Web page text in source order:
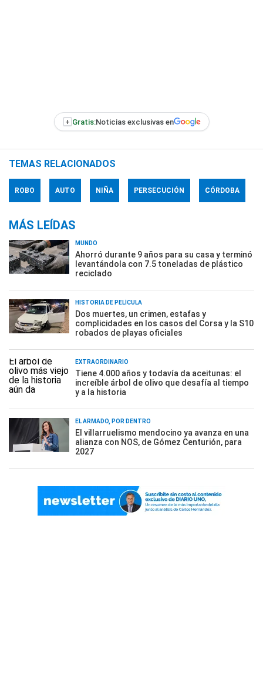
+ Gratis:Noticias exclusivas en
TEMAS RELACIONADOS
ROBO AUTO NIÑA PERSECUCIÓN CÓRDOBA
MÁS LEÍDAS
MUNDO
Ahorró durante 9 años para su casa y terminó
levantándola con 7.5 toneladas de plástico
reciclado
HISTORIA DE PELÍCULA
Dos muertes, un crimen, estafas y
complicidades en los casos del Corsa y la S10
robados de playas oficiales
EXTRAORDINARIO
Tiene 4.000 años y todavía da aceitunas: el
increíble árbol de olivo que desafía al tiempo
y a la historia
EL ARMADO, POR DENTRO
El villarruelismo mendocino ya avanza en una
alianza con NOS, de Gómez Centurión, para
2027